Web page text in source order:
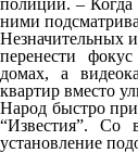
полиции. –
ними
Незначительных
перенести
домах, а
квартир вместо
Народ быстро
“Известия”. Со
установление